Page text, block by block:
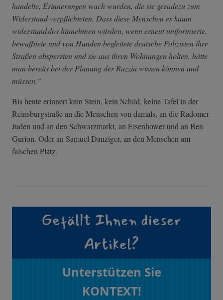
handelte, Erinnerungen wach wurden, die sie geradezu zum
Widerstand verpflichteten. Dass diese Menschen es kaum
widerstandslos hinnehmen würden, wenn erneut uniformierte,
bewaffnete und von Hunden begleitete deutsche Polizisten ihre
Straßen absperrten und sie aus ihren Wohnungen holten, hätte
man bereits bei der Planung der Razzia wissen können und
müssen."
Bis heute erinnert kein Stein, kein Schild, keine Tafel in der
Reinsburgstraße an die Menschen von damals, an die Radomer
Juden und an den Schwarzmarkt, an Eisenhower und an Ben
Gurion. Oder an Samuel Danziger, an den Menschen am
falschen Platz.
Gefällt Ihnen dieser
Artikel?
Unterstützen Sie
KONTEXT!